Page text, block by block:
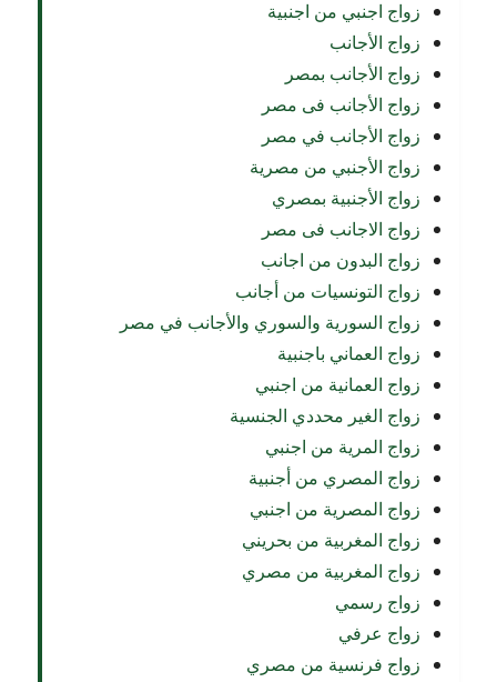
زواج اجنبي من اجنبية
زواج الأجانب
زواج الأجانب بمصر
زواج الأجانب فى مصر
زواج الأجانب في مصر
زواج الأجنبي من مصرية
زواج الأجنبية بمصري
زواج الاجانب فى مصر
زواج البدون من اجانب
زواج التونسيات من أجانب
زواج السورية والسوري والأجانب في مصر
زواج العماني باجنبية
زواج العمانية من اجنبي
زواج الغير محددي الجنسية
زواج المرية من اجنبي
زواج المصري من أجنبية
زواج المصرية من اجنبي
زواج المغربية من بحريني
زواج المغربية من مصري
زواج رسمي
زواج عرفي
زواج فرنسية من مصري